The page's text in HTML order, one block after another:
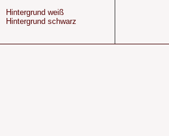
Hintergrund weiß
Hintergrund schwarz